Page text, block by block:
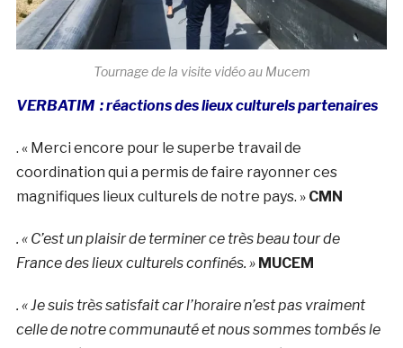
Tournage de la visite vidéo au Mucem
VERBATIM : réactions des lieux culturels partenaires
. « Merci encore pour le superbe travail de
coordination qui a permis de faire rayonner ces
magnifiques lieux culturels de notre pays. » CMN
. « C’est un plaisir de terminer ce très beau tour de
France des lieux culturels confinés. » MUCEM
. « Je suis très satisfait car l’horaire n’est pas vraiment
celle de notre communauté et nous sommes tombés le